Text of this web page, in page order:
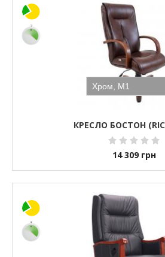
КРЕСЛО БОСТОН
14 309 грн